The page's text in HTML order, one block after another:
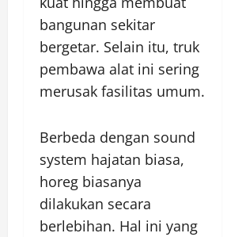
bangunan sekitar
bergetar. Selain itu, truk
pembawa alat ini sering
merusak fasilitas umum.
Berbeda dengan sound
system hajatan biasa,
horeg biasanya
dilakukan secara
berlebihan. Hal ini yang